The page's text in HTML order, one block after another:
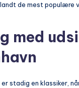
de mest populære
med
er stadig en klassiker,